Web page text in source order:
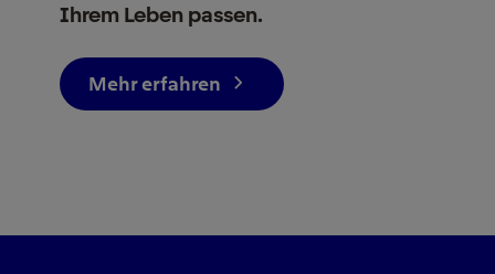
Ihrem Leben passen.
Mehr erfahren